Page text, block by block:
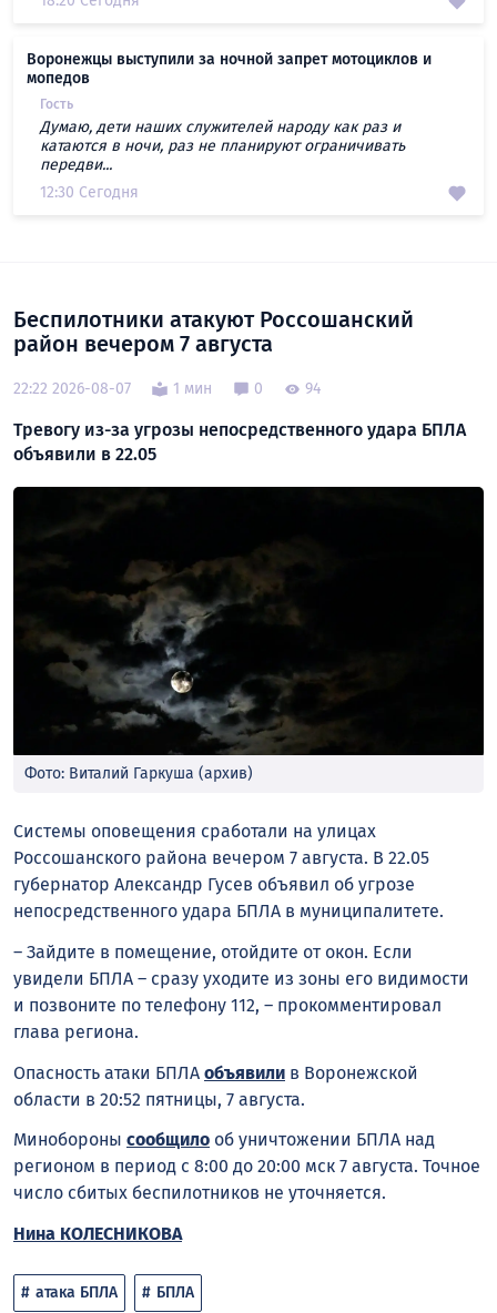
Воронежцы выступили за ночной запрет мотоциклов и
мопедов
Гость
Думаю, дети наших служителей народу как раз и
катаются в ночи, раз не планируют ограничивать
передви...
12:30 Сегодня
Беспилотники атакуют Россошанский
район вечером 7 августа
22:22 2026-08-07 1 мин 0 94
Тревогу из-за угрозы непосредственного удара БПЛА
объявили в 22.05
Фото: Виталий Гаркуша (архив)
Системы оповещения сработали на улицах
Россошанского района вечером 7 августа. В 22.05
губернатор Александр Гусев объявил об угрозе
непосредственного удара БПЛА в муниципалитете.
– Зайдите в помещение, отойдите от окон. Если
увидели БПЛА – сразу уходите из зоны его видимости
и позвоните по телефону 112, – прокомментировал
глава региона.
Опасность атаки БПЛА объявили в Воронежской
области в 20:52 пятницы, 7 августа.
Минобороны сообщило об уничтожении БПЛА над
регионом в период с 8:00 до 20:00 мск 7 августа. Точное
число сбитых беспилотников не уточняется.
Нина КОЛЕСНИКОВА
атака БПЛА БПЛА